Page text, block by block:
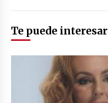
Te puede interesar